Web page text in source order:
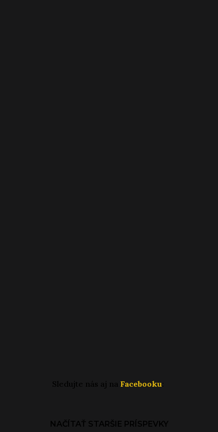
Sledujte nás aj na Facebooku
NAČÍTAŤ STARŠIE PRÍSPEVKY